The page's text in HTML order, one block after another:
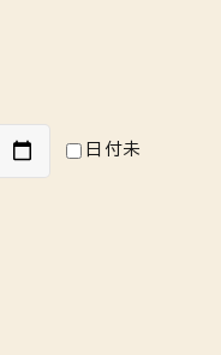
日付未